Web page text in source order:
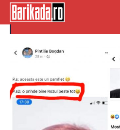
liberali agresivi